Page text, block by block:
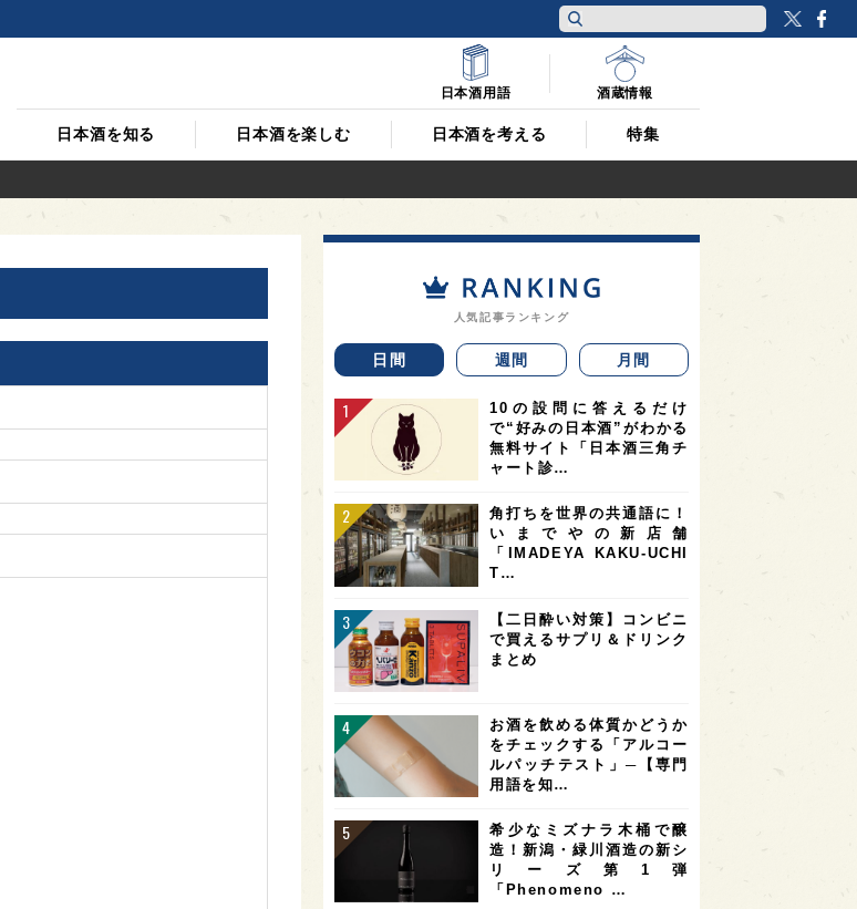
日本酒を知る 日本酒を楽しむ 日本酒を考える 特集
日本酒用語 酒蔵情報
人気記事ランキング
日間 週間 月間
10の設問に答えるだけ
で“好みの日本酒”がわかる
無料サイト「日本酒三角チ
ャート診…
角打ちを世界の共通語に！
いまでやの新店舗
「IMADEYA KAKU-UCHI
T…
【二日酔い対策】コンビニ
で買えるサプリ＆ドリンク
まとめ
お酒を飲める体質かどうか
をチェックする「アルコー
ルパッチテスト」─【専門
用語を知…
希少なミズナラ木桶で醸
造！新潟・緑川酒造の新シ
リーズ第1弾
「Phenomeno …